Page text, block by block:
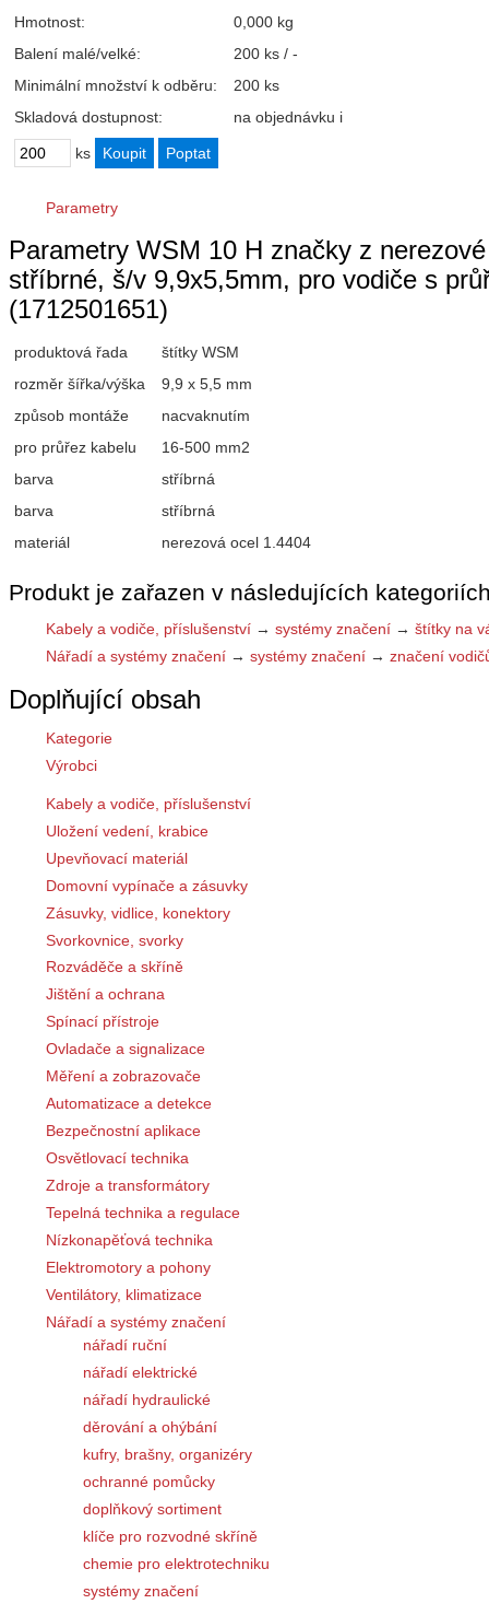
Hmotnost:
0,000 kg
Balení malé/velké:
200 ks / -
Minimální množství k odběru:
200 ks
Skladová dostupnost:
na objednávku i
ks
Parametry
Parametry WSM 10 H značky z
stříbrné, š/v 9,9x5,5mm, pro vodiče s
(1712501651)
produktová řada
štítky WSM
rozměr šířka/výška
9,9 x 5,5 mm
způsob montáže
nacvaknutím
pro průřez kabelu
16-500 mm2
barva
stříbrná
barva
stříbrná
materiál
nerezová ocel 1.4404
Produkt je zařazen v následujících
Kabely a vodiče, příslušenství → systémy značení → štítky na
Nářadí a systémy značení → systémy značení → značení
Doplňující obsah
Kategorie
Výrobci
Kabely a vodiče, příslušenství
Uložení vedení, krabice
Upevňovací materiál
Domovní vypínače a zásuvky
Zásuvky, vidlice, konektory
Svorkovnice, svorky
Rozváděče a skříně
Jištění a ochrana
Spínací přístroje
Ovladače a signalizace
Měření a zobrazovače
Automatizace a detekce
Bezpečnostní aplikace
Osvětlovací technika
Zdroje a transformátory
Tepelná technika a regulace
Nízkonapěťová technika
Elektromotory a pohony
Ventilátory, klimatizace
Nářadí a systémy značení
nářadí ruční
nářadí elektrické
nářadí hydraulické
děrování a ohýbání
kufry, brašny, organizéry
ochranné pomůcky
doplňkový sortiment
klíče pro rozvodné skříně
chemie pro elektrotechniku
systémy značení